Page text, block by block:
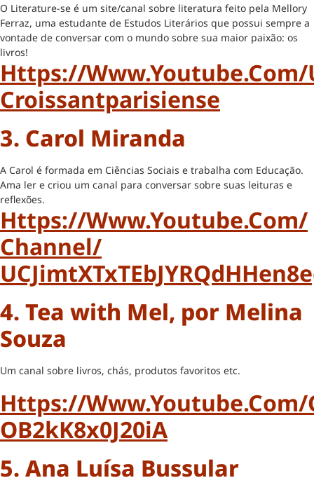
O Literature-se é um site/canal sobre literatura feito pela Mellory
Ferraz, uma estudante de Estudos Literários que possui sempre a
vontade de conversar com o mundo sobre sua maior paixão: os
livros!
Https://
Croissantparisiense
3. Carol Miranda
A Carol é formada em Ciências Sociais e trabalha com Educação.
Ama ler e criou um canal para conversar sobre suas leituras e
reflexões.
Https://www.youtube.com/
Channel/
4. Tea with Mel, por Melina
Souza
Um canal sobre livros, chás, produtos favoritos etc.
Https://www.youtube.com/
OB2kK8x0J20iA
5. Ana Luísa Bussular